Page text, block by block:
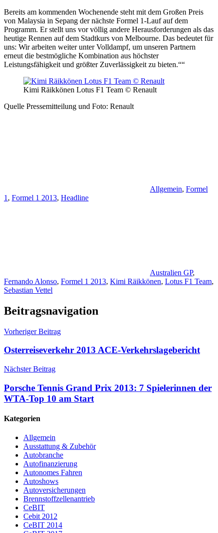
Bereits am kommenden Wochenende steht mit dem Großen Preis
von Malaysia in Sepang der nächste Formel 1-Lauf auf dem
Programm. Er stellt uns vor völlig andere Herausforderungen als das
heutige Rennen auf dem Stadtkurs von Melbourne. Das bedeutet für
uns: Wir arbeiten weiter unter Volldampf, um unseren Partnern
erneut die bestmögliche Kombination aus höchster
Leistungsfähigkeit und größter Zuverlässigkeit zu bieten.““
Kimi Räikkönen Lotus F1 Team © Renault
Quelle Pressemitteilung und Foto: Renault
Allgemein, Formel
1 , Formel 1 2013, Headline
Australien GP,
Fernando Alonso, Formel 1 2013, Kimi Räikkönen, Lotus F1 Team,
Sebastian Vettel
Beitragsnavigation
Vorheriger Beitrag
Osterreiseverkehr 2013 ACE-Verkehrslagebericht
Nächster Beitrag
Porsche Tennis Grand Prix 2013: 7 Spielerinnen der
WTA-Top 10 am Start
Kategorien
Allgemein
Ausstattung & Zubehör
Autobranche
Autofinanzierung
Autonomes Fahren
Autoshows
Autoversicherungen
Brennstoffzellenantrieb
CeBIT
Cebit 2012
CeBIT 2014